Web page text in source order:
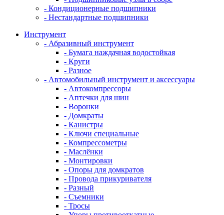
- Кондиционерные подшипники
- Нестандартные подшипники
Инструмент
- Абразивный инструмент
- Бумага наждачная водостойкая
- Круги
- Разное
- Автомобильный инструмент и аксессуары
- Автокомпрессоры
- Аптечки для шин
- Воронки
- Домкраты
- Канистры
- Ключи специальные
- Компрессометры
- Маслёнки
- Монтировки
- Опоры для домкратов
- Провода прикуривателя
- Разный
- Съемники
- Тросы